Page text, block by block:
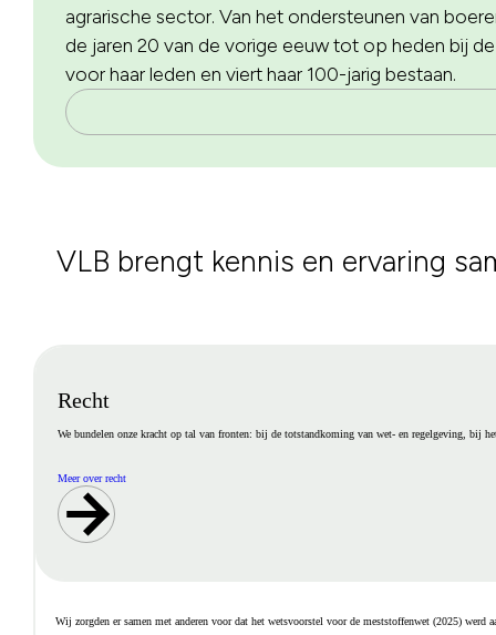
agrarische sector. Van het ondersteunen van
de jaren 20 van de vorige eeuw tot op heden bij
voor haar leden en viert haar 100-jarig bestaan.
VLB brengt kennis en ervaring
Recht
We bundelen onze kracht op tal van fronten: bij de totstandkoming van wet- en regelgeving, bij
Meer over recht
Wij zorgden er samen met anderen voor dat het wetsvoorstel voor de meststoffenwet (2025)